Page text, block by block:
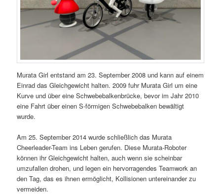
Murata Girl entstand am 23. September 2008 und kann auf einem
Einrad das Gleichgewicht halten. 2009 fuhr Murata Girl um eine
Kurve und über eine Schwebebalkenbrücke, bevor im Jahr 2010
eine Fahrt über einen S-förmigen Schwebebalken bewältigt
wurde.
Am 25. September 2014 wurde schließlich das Murata
Cheerleader-Team ins Leben gerufen. Diese Murata-Roboter
können ihr Gleichgewicht halten, auch wenn sie scheinbar
umzufallen drohen, und legen ein hervorragendes Teamwork an
den Tag, das es ihnen ermöglicht, Kollisionen untereinander zu
vermeiden.